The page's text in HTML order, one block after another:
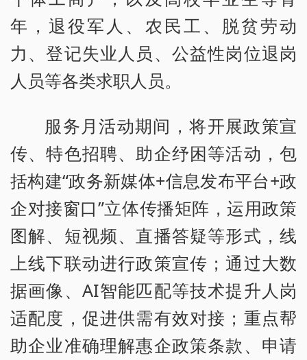
年，退役军人、农民工、脱贫劳动
力、登记失业人员、公益性岗位退岗
人员等各类求职人员。
服务月活动期间，将开展政策宣
传、特色招聘、助企纾困等活动，包
括构建“政务新媒体+信息发布平台+政
企对接窗口”立体传播矩阵，运用政策
图解、短视频、直播答疑等形式，线
上线下联动进行政策宣传；通过大数
据画像、AI智能匹配等技术提升人岗
适配度，促进供需有效对接；重点帮
助企业准确理解惠企政策条款、申请